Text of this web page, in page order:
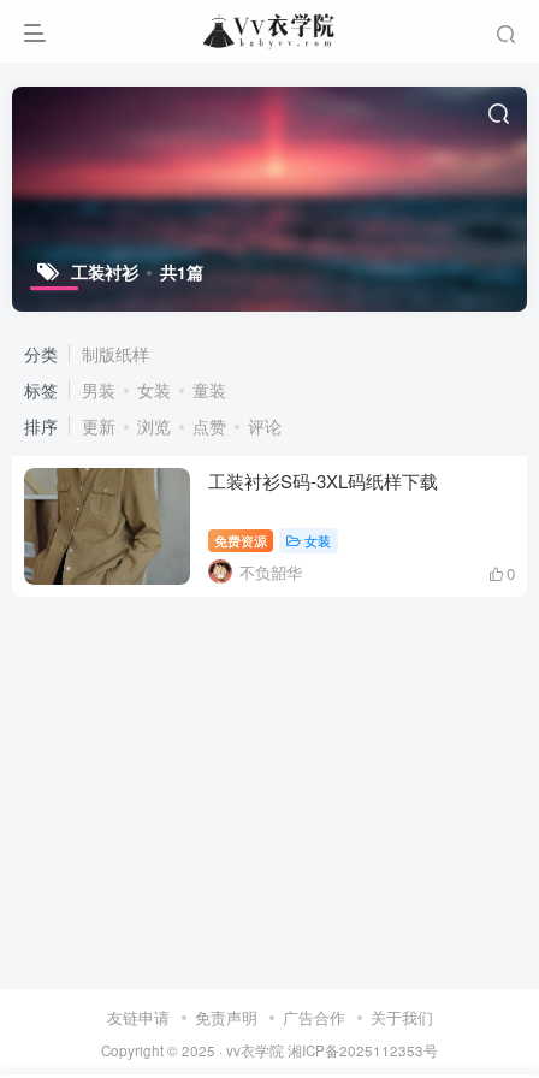
工装衬衫 共1篇
分类
制版纸样
标签
男装 女装
童装
排序
更新 浏览 点赞 评论
工装衬衫S码-3XL码纸样下载
免费资源 女装
不负韶华 0
友链申请 免责声明 广告合作 关于我们
Copyright © 2025 · vv衣学院 湘ICP备2025112353号